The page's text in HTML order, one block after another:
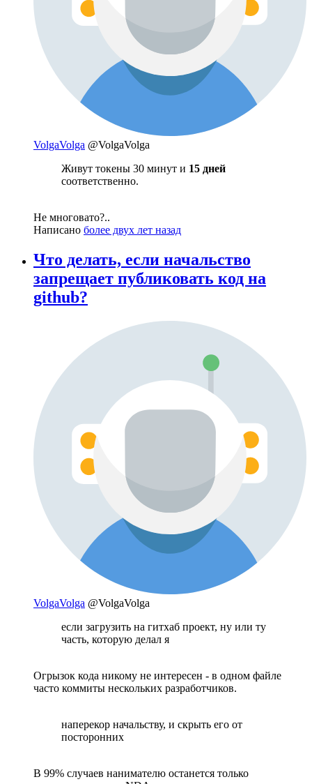
VolgaVolga @VolgaVolga
Живут токены 30 минут и 15 дней
соответственно.
Не многовато?..
Написано более двух лет назад
Что делать, если начальство
запрещает публиковать код на
github?
VolgaVolga @VolgaVolga
если загрузить на гитхаб проект, ну или ту
часть, которую делал я
Огрызок кода никому не интересен - в одном файле
часто коммиты нескольких разработчиков.
наперекор начальству, и скрыть его от
посторонних
В 99% случаев нанимателю останется только